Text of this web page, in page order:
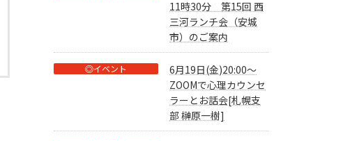
11時30分 第15回 西
三河ランチ会（安城
市）のご案内
◎イベント
6月19日(金)20:00～
ZOOMで心理カウンセ
ラーとお話会[札幌支
部 榊原一樹]